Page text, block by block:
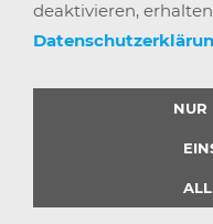
GEMEINSAM
© 2025 |
deaktivieren,
NUR